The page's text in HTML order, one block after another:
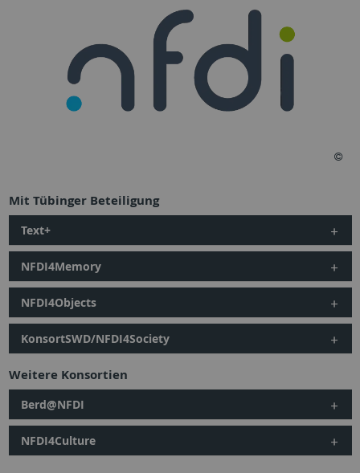
Mit Tübinger Beteiligung
Text+
NFDI4Memory
NFDI4Objects
KonsortSWD/NFDI4Society
Weitere Konsortien
Berd@NFDI
NFDI4Culture